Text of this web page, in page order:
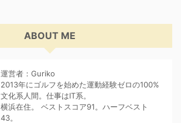
ABOUT ME
運営者：Guriko
2013年にゴルフを始めた運動経験ゼロの100%
文化系人間。仕事はIT系。
横浜在住。 ベストスコア91。ハーフベスト
43。